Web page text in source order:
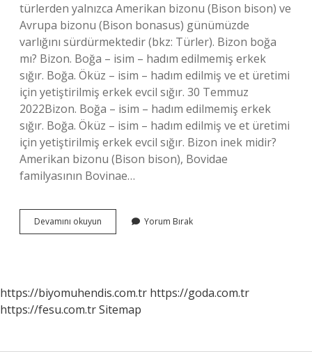
türlerden yalnızca Amerikan bizonu (Bison bison) ve
Avrupa bizonu (Bison bonasus) günümüzde
varlığını sürdürmektedir (bkz: Türler). Bizon boğa
mı? Bizon. Boğa – isim – hadım edilmemiş erkek
sığır. Boğa. Öküz – isim – hadım edilmiş ve et üretimi
için yetiştirilmiş erkek evcil sığır. 30 Temmuz
2022Bizon. Boğa – isim – hadım edilmemiş erkek
sığır. Boğa. Öküz – isim – hadım edilmiş ve et üretimi
için yetiştirilmiş erkek evcil sığır. Bizon inek midir?
Amerikan bizonu (Bison bison), Bovidae
familyasının Bovinae…
Devamını okuyun
Öküz
Yorum Bırak
https://biyomuhendis.com.tr https://goda.com.tr
https://fesu.com.trSitemap